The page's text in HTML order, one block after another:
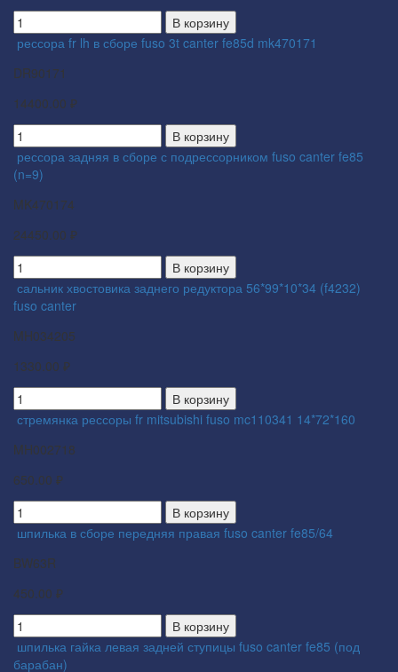
В корзину
рессора fr lh в сборе fuso 3t canter fe85d mk470171
DR90171
14400.00 ₽
В корзину
рессора задняя в сборе с подрессорником fuso canter fe85
(n=9)
MK470174
24450.00 ₽
В корзину
сальник хвостовика заднего редуктора 56*99*10*34 (f4232)
fuso canter
MH034205
1330.00 ₽
В корзину
стремянка рессоры fr mitsubishi fuso mc110341 14*72*160
MH002718
650.00 ₽
В корзину
шпилька в сборе передняя правая fuso canter fe85/64
BW63R
450.00 ₽
В корзину
шпилька гайка левая задней ступицы fuso canter fe85 (под
барабан)